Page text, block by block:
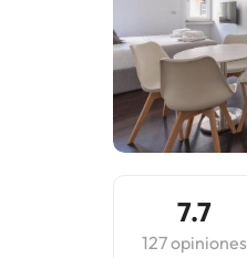
7.7
127 opiniones